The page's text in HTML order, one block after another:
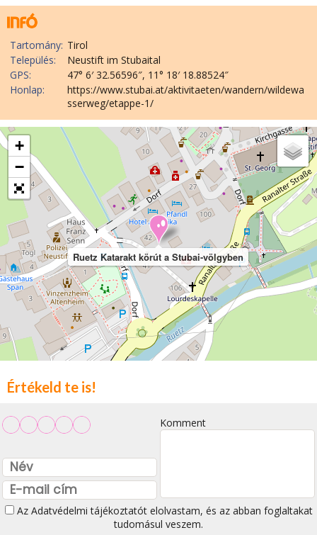
Tartomány: Tirol
Település:
Neustift im Stubaital
GPS:
47° 6′ 32.56596″, 11° 18′ 18.88524″
Honlap:
https://www.stubai.at/aktivitaeten/wandern/wildewa
sserweg/etappe-1/
Ruetz Katarakt körút a Stubai-völgyben
+
−
Értékeld te is!
Komment
Az Adatvédelmi tájékoztatótelolvastam, és az abban foglaltakat
tudomásul veszem.